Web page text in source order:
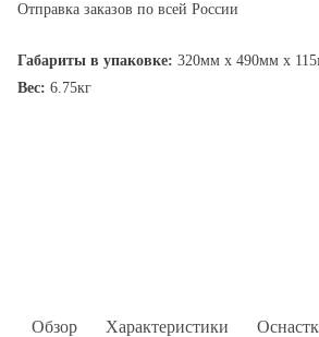
Отправка заказов по всей России
Габариты в упаковке: 320мм x 490мм x
Вес: 6.75кг
Обзор Характеристики